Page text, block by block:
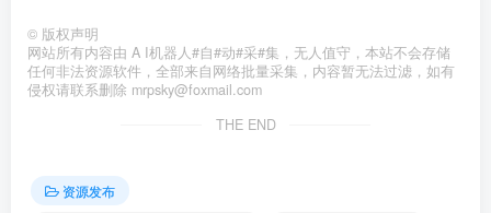
© 版权声明
网站所有内容由 A I机器人#自#动#采#集，无人值守，本站不会存储
任何非法资源软件，全部来自网络批量采集，内容暂无法过滤，如有
侵权请联系删除 mrpsky@foxmail.com
THE END
资源发布